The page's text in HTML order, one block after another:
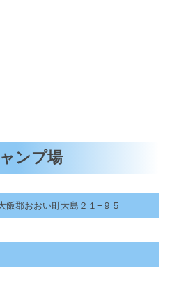
ンプ場
飯郡おおい町大島２１−９５